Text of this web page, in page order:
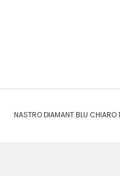
NASTRO DIAMANT BLU